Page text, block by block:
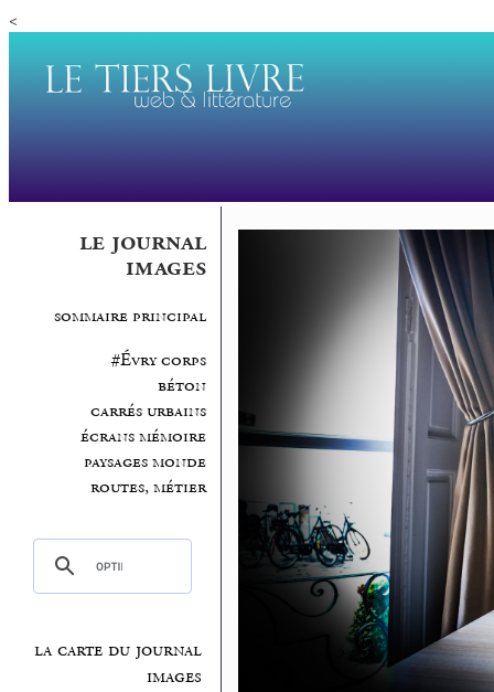
<
le journal
images
sommaire principal
#Évry corps
béton
carrés urbains
écrans mémoire
paysages monde
routes, métier
la carte du journal
images